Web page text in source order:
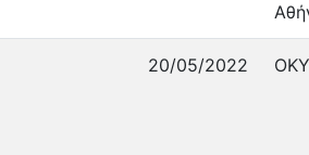
20/05/2022